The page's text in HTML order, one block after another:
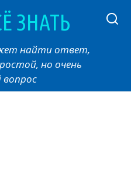
ЗНАТЬ
найти ответ,
но очень